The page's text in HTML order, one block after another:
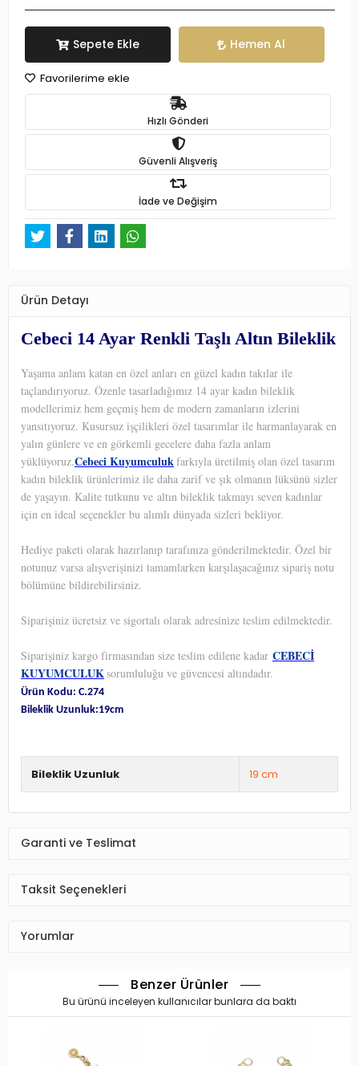
Sepete Ekle Hemen Al
Favorilerime ekle
Hızlı Gönderi
Güvenli Alışveriş
İade ve Değişim
Ürün Detayı
Cebeci 14 Ayar Renkli Taşlı Altın Bileklik
Yaşama anlam katan en özel anları en güzel kadın takılar ile
taçlandırıyoruz. Özenle tasarladığımız 14 ayar kadın bileklik
modellerimiz hem geçmiş hem de modern zamanların izlerini
yansıtıyoruz. Kusursuz işçilikleri özel tasarımlar ile harmanlayarak en
yalın günlere ve en görkemli gecelere daha fazla anlam
yüklüyoruz.Cebeci Kuyumculukfarkıyla üretilmiş olan özel tasarım
kadın bileklik ürünlerimiz ile daha zarif ve şık olmanın lüksünü sizler
de yaşayın. Kalite tutkunu ve altın bileklik takmayı seven kadınlar
için en ideal seçenekler bu alımlı dünyada sizleri bekliyor.
Hediye paketi olarak hazırlanıp tarafınıza gönderilmektedir. Özel bir
notunuz varsa alışverişinizi tamamlarken karşılaşacağınız sipariş notu
bölümüne bildirebilirsiniz.
Siparişiniz ücretsiz ve sigortalı olarak adresinize teslim edilmektedir.
Siparişiniz kargo firmasından size teslim edilene kadar CEBECİ
KUYUMCULUKsorumluluğu ve güvencesi altındadır.
Ürün Kodu: C.274
Bileklik Uzunluk:19cm
Bileklik Uzunluk 19 cm
Garanti ve Teslimat
Taksit Seçenekleri
Yorumlar
Benzer Ürünler
Bu ürünü inceleyen kullanıcılar bunlara da baktı